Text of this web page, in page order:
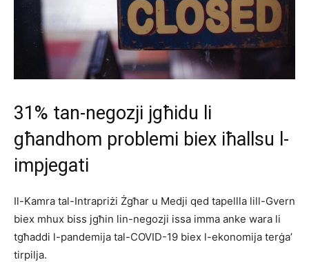
31% tan-negozji jgħidu li
għandhom problemi biex iħallsu l-
impjegati
Il-Kamra tal-Intrapriżi Żgħar u Medji qed tapellla lill-Gvern
biex mhux biss jgħin lin-negozji issa imma anke wara li
tgħaddi l-pandemija tal-COVID-19 biex l-ekonomija terġa’
tirpilja.